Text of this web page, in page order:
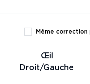
Même correction
Œil
Droit/Gauche